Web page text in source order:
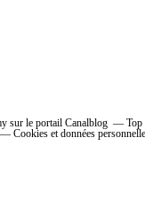
sur le portail Canalblog Top
Cookies et données